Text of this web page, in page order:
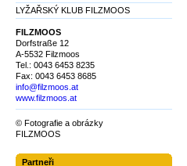
LYŽAŘSKÝ KLUB FILZMOOS
FILZMOOS
Dorfstraße 12
A-5532 Filzmoos
Tel.: 0043 6453 8235
Fax: 0043 6453 8685
info@filzmoos.at
www.filzmoos.at
© Fotografie a obrázky
FILZMOOS
Partneři